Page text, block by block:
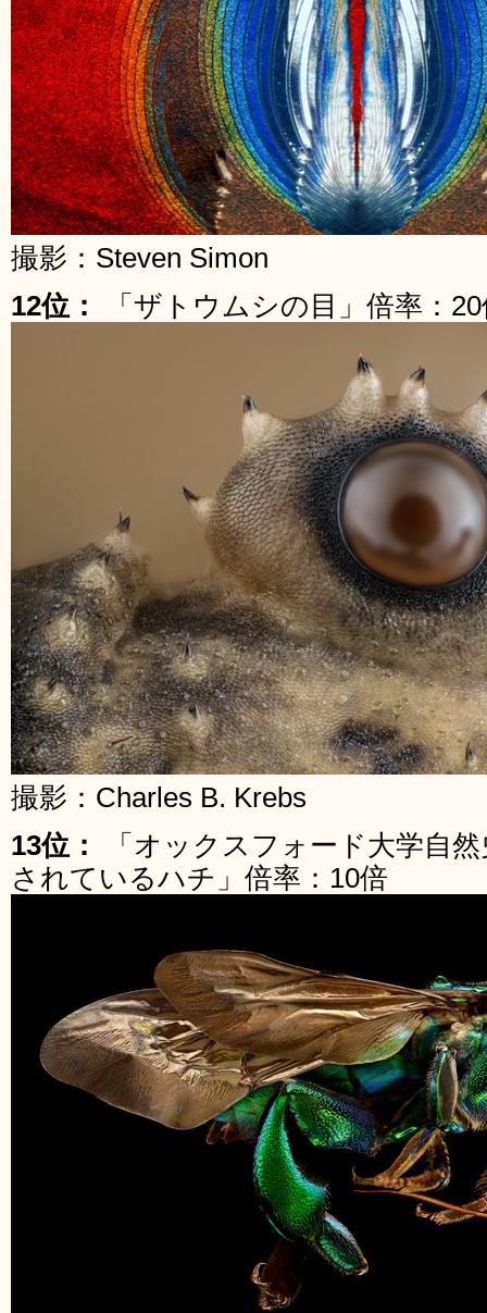
撮影：Steven Simon
12位：
「ザトウムシの目」倍率：
撮影：Charles B. Krebs
13位：
「オックスフォード大学自
されているハチ」倍率：10倍